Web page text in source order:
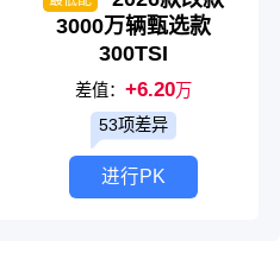
3000万辆甄选款
300TSI
差值： +6.20万
53项差异
进行PK